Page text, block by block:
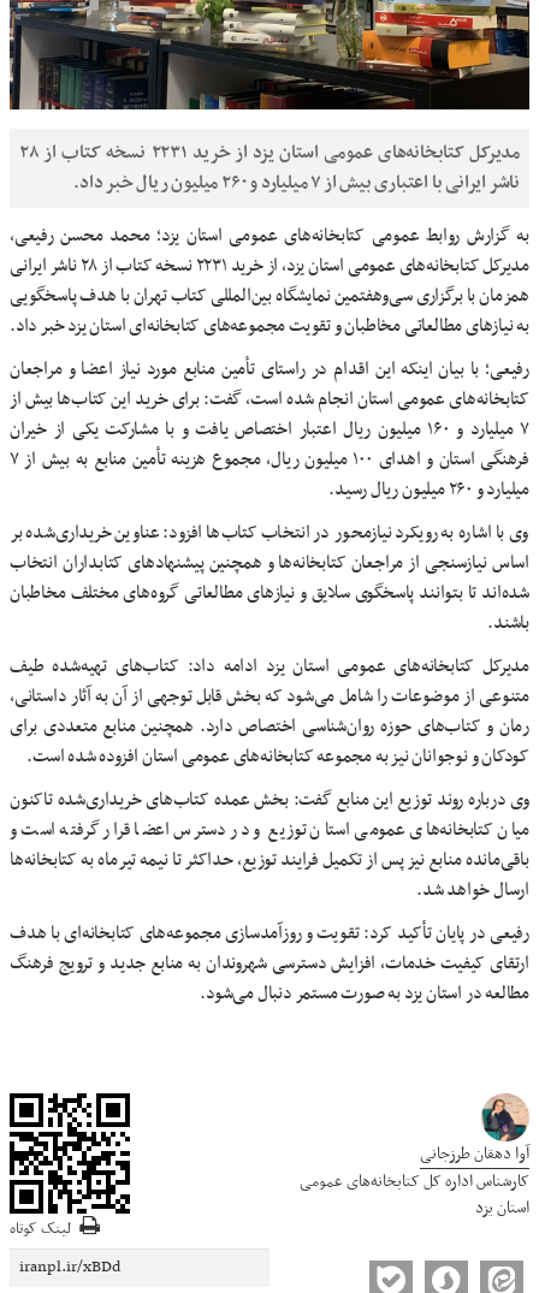
مدیرکل کتابخانه‌های عمومی استان یزد از خرید ۲۲۳۱ نسخه کتاب از ۲۸
ناشر ایرانی با اعتباری بیش از ۷ میلیارد و ۲۶۰ میلیون ریال خبر داد.
به گزارش روابط عمومی کتابخانه‌های عمومی استان یزد؛ محمد محسن رفیعی،
مدیرکل کتابخانه‌های عمومی استان یزد، از خرید ۲۲۳۱ نسخه کتاب از ۲۸ ناشر ایرانی
همزمان با برگزاری سی‌وهفتمین نمایشگاه بین‌المللی کتاب تهران با هدف پاسخگویی
به نیازهای مطالعاتی مخاطبان و تقویت مجموعه‌های کتابخانه‌ای استان یزد خبر داد.
رفیعی؛ با بیان اینکه این اقدام در راستای تأمین منابع مورد نیاز اعضا و مراجعان
کتابخانه‌های عمومی استان انجام شده است، گفت: برای خرید این کتاب‌ها بیش از
۷ میلیارد و ۱۶۰ میلیون ریال اعتبار اختصاص یافت و با مشارکت یکی از خیران
فرهنگی استان و اهدای ۱۰۰ میلیون ریال، مجموع هزینه تأمین منابع به بیش از ۷
میلیارد و ۲۶۰ میلیون ریال رسید.
وی با اشاره به رویکرد نیازمحور در انتخاب کتاب‌ها افزود: عناوین خریداری‌شده بر
اساس نیازسنجی از مراجعان کتابخانه‌ها و همچنین پیشنهادهای کتابداران انتخاب
شده‌اند تا بتوانند پاسخگوی سلایق و نیازهای مطالعاتی گروه‌های مختلف مخاطبان
باشند.
مدیرکل کتابخانه‌های عمومی استان یزد ادامه داد: کتاب‌های تهیه‌شده طیف
متنوعی از موضوعات را شامل می‌شود که بخش قابل توجهی از آن به آثار داستانی،
رمان و کتاب‌های حوزه روان‌شناسی اختصاص دارد. همچنین منابع متعددی برای
کودکان و نوجوانان نیز به مجموعه کتابخانه‌های عمومی استان افزوده شده است.
وی درباره روند توزیع این منابع گفت: بخش عمده کتاب‌های خریداری‌شده تاکنون
میان کتابخانه‌های عمومی استان توزیع و در دسترس اعضا قرار گرفته است و
باقی‌مانده منابع نیز پس از تکمیل فرایند توزیع، حداکثر تا نیمه تیرماه به کتابخانه‌ها
ارسال خواهد شد.
رفیعی در پایان تأکید کرد: تقویت و روزآمدسازی مجموعه‌های کتابخانه‌ای با هدف
ارتقای کیفیت خدمات، افزایش دسترسی شهروندان به منابع جدید و ترویج فرهنگ
مطالعه در استان یزد به صورت مستمر دنبال می‌شود.
آوا دهقان طرزجانی
کارشناس اداره کل کتابخانه‌های عمومی
استان یزد
لینک کوتاه